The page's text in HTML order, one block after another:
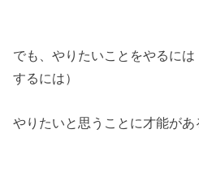
でも、やりたいことをやるに
するには）
やりたいと思うことに才能があ